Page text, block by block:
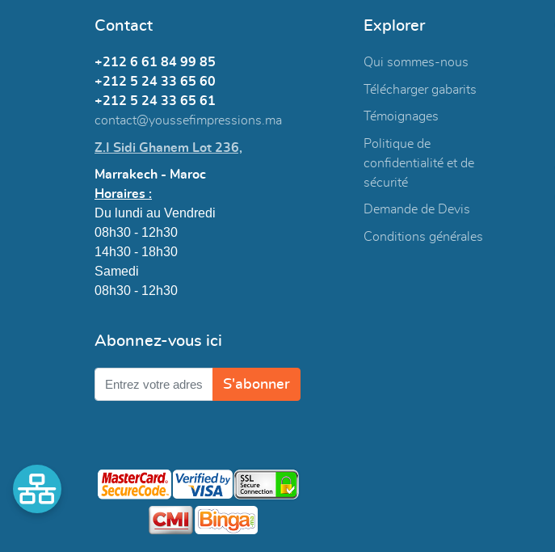
Contact
+212 6 61 84 99 85
+212 5 24 33 65 60
+212 5 24 33 65 61
contact@youssefimpressions.ma
Z.I Sidi Ghanem Lot 236,
Marrakech - Maroc
Horaires :
Du lundi au Vendredi
08h30 - 12h30
14h30 - 18h30
Samedi
08h30 - 12h30
Abonnez-vous ici
S'abonner
Explorer
Qui sommes-nous
Télécharger gabarits
Témoignages
Politique de
confidentialité et de
sécurité
Demande de Devis
Conditions générales